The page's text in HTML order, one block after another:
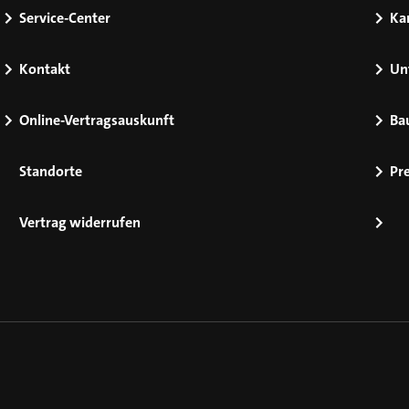
Service-Center
Kontakt
Online-Vertragsauskunft
Standorte
Vertrag widerrufen